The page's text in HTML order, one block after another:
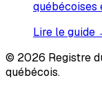
québécoises
Lire le guide
© 2026 Registre
québécois.